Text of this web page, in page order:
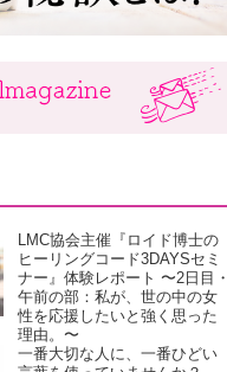
LMC協会主催『ロイド博士の
ヒーリングコード3DAYSセミ
ナー』体験レポート 〜2日目・
午前の部：私が、世の中の女
性を応援したいと強く思った
理由。〜
一番大切な人に、一番ひどい